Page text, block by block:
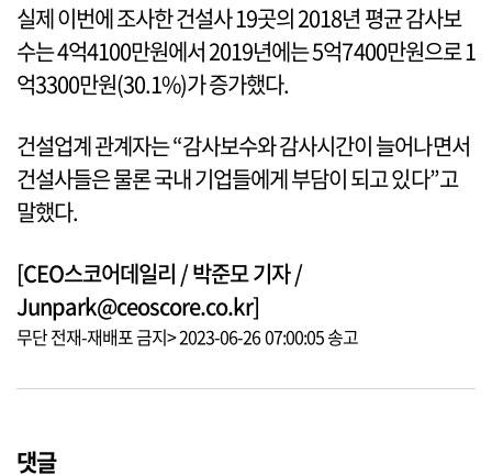
실제 이번에 조사한 건설사 19곳의 2018년 평균 감사보
수는 4억4100만원에서 2019년에는 5억7400만원으로 1
억3300만원(30.1%)가 증가했다.
건설업계 관계자는 “감사보수와 감사시간이 늘어나면서
건설사들은 물론 국내 기업들에게 부담이 되고 있다”고
말했다.
[CEO스코어데일리 / 박준모 기자 /
Junpark@ceoscore.co.kr]
무단 전재-재배포 금지> 2023-06-26 07:00:05 송고
댓글